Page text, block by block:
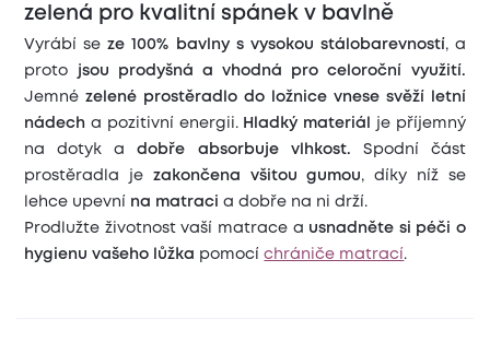
zelená pro kvalitní spánek v bavlně
Vyrábí seze 100% bavlny s vysokou stálobarevností, a
proto
jsou prodyšná a vhodná pro celoroční využití.
Jemnézelené prostěradlo do ložnice vnese svěží letní
nádech a pozitivní energii. Hladký materiál
je příjemný
na dotyk adobře absorbuje vlhkost. Spodní část
prostěradla je zakončena všitou gumou, díky níž se
lehce upevní na matraci a dobře na ni drží.
Prodlužte životnost vaší matrace a usnadněte si péči o
hygienu vašeho lůžka pomocíchrániče matrací.